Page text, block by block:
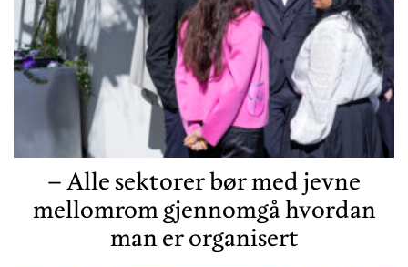
– Alle sektorer bør med jevne
mellomrom gjennomgå hvordan
man er organisert